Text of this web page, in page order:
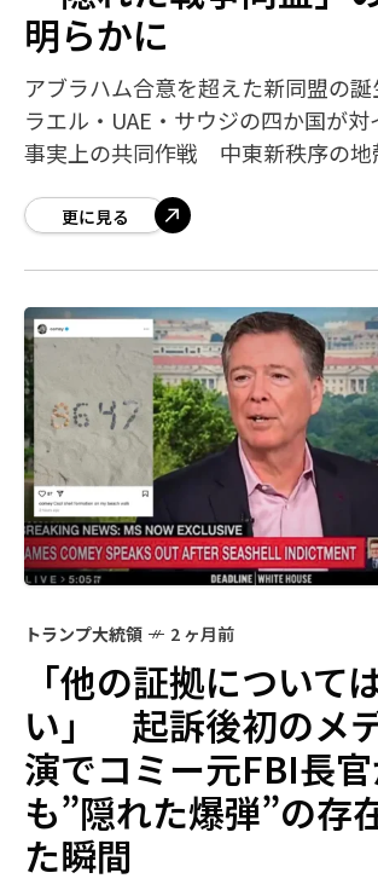
明らかに
アブラハム合意を超えた新同盟の
ラエル・UAE・サウジの四か国が
事実上の共同作戦 中東新秩序の地
づき、サウジアラビアが対イラン戦
更に見る
トランプ大統領 2 ヶ月前
「他の証拠について
い」 起訴後初のメ
演でコミー元FBI長
も”隠れた爆弾”の存
た瞬間